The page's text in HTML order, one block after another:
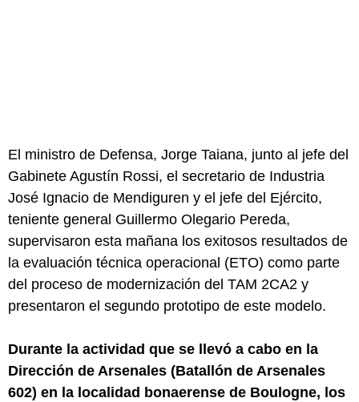
El ministro de Defensa, Jorge Taiana, junto al jefe del
Gabinete Agustín Rossi, el secretario de Industria
José Ignacio de Mendiguren y el jefe del Ejército,
teniente general Guillermo Olegario Pereda,
supervisaron esta mañana los exitosos resultados de
la evaluación técnica operacional (ETO) como parte
del proceso de modernización del TAM 2CA2 y
presentaron el segundo prototipo de este modelo.
Durante la actividad que se llevó a cabo en la
Dirección de Arsenales (Batallón de Arsenales
602) en la localidad bonaerense de Boulogne, los